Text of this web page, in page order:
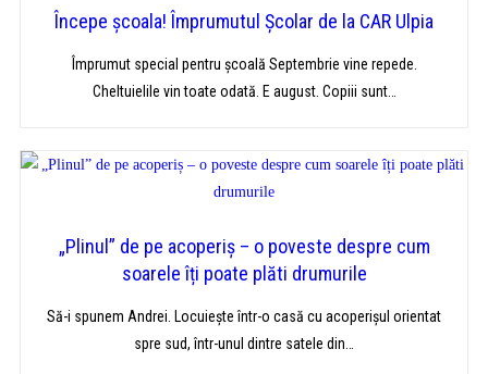
Începe școala! Împrumutul Școlar de la CAR Ulpia
Împrumut special pentru școală Septembrie vine repede.
Cheltuielile vin toate odată. E august. Copiii sunt…
„Plinul” de pe acoperiș – o poveste despre cum
soarele îți poate plăti drumurile
Să-i spunem Andrei. Locuiește într-o casă cu acoperișul orientat
spre sud, într-unul dintre satele din…